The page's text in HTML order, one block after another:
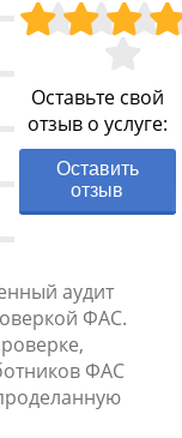
Оставьте свой
отзыв о услуге:
Оставить
отзыв
аудит
ФАС.
ФАС